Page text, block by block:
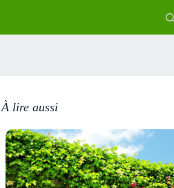
À lire aussi